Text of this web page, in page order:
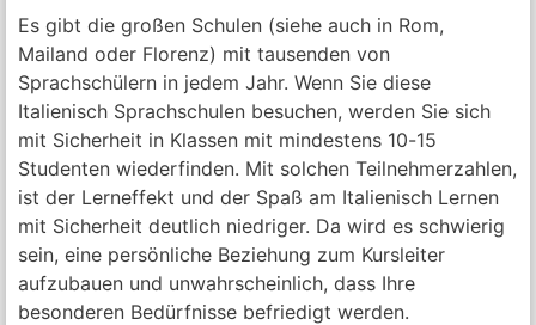
Es gibt die großen Schulen (siehe auch in Rom,
Mailand oder Florenz) mit tausenden von
Sprachschülern in jedem Jahr. Wenn Sie diese
Italienisch Sprachschulen besuchen, werden Sie sich
mit Sicherheit in Klassen mit mindestens 10-15
Studenten wiederfinden. Mit solchen Teilnehmerzahlen,
ist der Lerneffekt und der Spaß am Italienisch Lernen
mit Sicherheit deutlich niedriger. Da wird es schwierig
sein, eine persönliche Beziehung zum Kursleiter
aufzubauen und unwahrscheinlich, dass Ihre
besonderen Bedürfnisse befriedigt werden.